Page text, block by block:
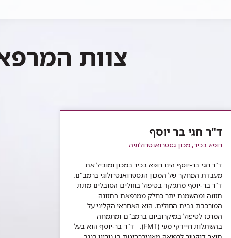
צוות
ד"ר חגי בר יוסף
רופא בכיר, מכון גסטרואנטרולוגיה
ד"ר חגי בר-יוסף הינו רופא בכיר במכון ומוביל את
מעבדת המחקר של המכון הגסטרואנטרולוגי ברמב"ם.
ד"ר בר-יוסף מתמקד בטיפול בחולים הסובלים מתת
תזונה ומהשמנת יתר כחלק ממרפאת התזונה
המורכבת בבית החולים. הוא האחראי הקליני על
המרכז לטיפול במיקרוביום ברמב"ם ומתמחה
בהשתלות חיידקי מעי (FMT). ד"ר בר-יוסף הוא בעל